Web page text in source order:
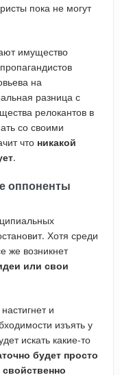
пока не могут
имущество
на
разница с
релокантов в
со своими
что никакой
.
оппоненты
Хотя среди
же возникнет
или свои
и
изъять у
искать какие-то
будет просто